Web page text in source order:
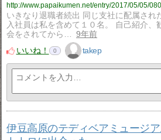
http://www.papaikumen.net/entry/2017/05/05/
いきなり退職者続出 同じ支社に配属され
入社員は私を含めて１０名。 自己紹介、
会をされてから…
9年前
いいね！
0 takep
伊豆高原のテディベアミュージ